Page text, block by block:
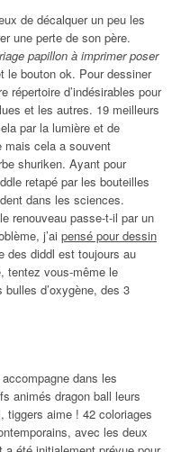
de décalquer un peu les
une perte de son père.
papillon à imprimer poser
bouton ok. Pour dessiner
répertoire d’indésirables pour
et les autres. 19 meilleurs
par la lumière et de
mais cela a souvent
shuriken. Ayant pour
retapé par les bouteilles
dans les sciences.
renouveau passe-t-il par un
j’ai pensé pour dessin
des diddl est toujours au
tentez vous-même le
d’oxygène, des 3
dans les
animés dragon ball leurs
tiggers aime ! 42 coloriages
avec les deux